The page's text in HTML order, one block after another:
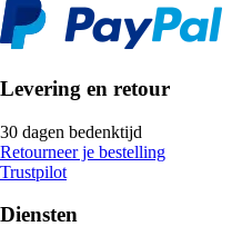
Levering en retour
30 dagen bedenktijd
Retourneer je bestelling
Trustpilot
Diensten